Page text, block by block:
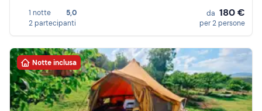
1 notte
5,0
2 partecipanti
da 180 €
per 2 persone
Notte inclusa